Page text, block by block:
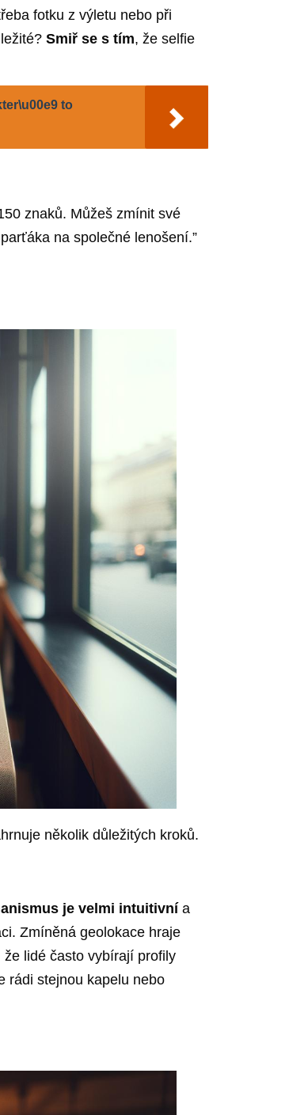
fotku z výletu nebo při
Smiř se s tím, že selfie
to
znaků. Můžeš zmínit své
na společné lenošení.”
několik důležitých kroků.
je velmi intuitivnía
Zmíněná geolokace hraje
lidé často vybírají profily
rádi stejnou kapelu nebo